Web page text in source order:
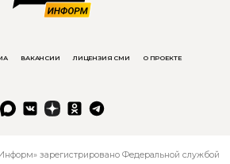
ВАКАНСИИ ЛИЦЕНЗИЯ СМИ О ПРОЕКТЕ
зарегистрировано Федеральной службой